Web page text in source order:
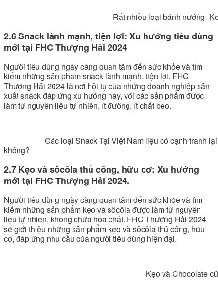
Rất nhiều loại bánh nướng- Kem và các
2.6 Snack lành mạnh, tiện lợi: Xu hướng tiêu dùng
mới tại FHC Thượng Hải 2024
Người tiêu dùng ngày càng quan tâm đến sức khỏe và tìm
kiếm những sản phẩm snack lành mạnh, tiện lợi. FHC
Thượng Hải 2024 là nơi hội tụ của những doanh nghiệp sản
xuất snack đáp ứng xu hướng này, với các sản phẩm được
làm từ nguyên liệu tự nhiên, ít đường, ít chất béo.
Các loại Snack Tại Việt Nam liệu có cạnh tranh lại
không?
2.7 Kẹo và sôcôla thủ công, hữu cơ: Xu hướng
mới tại FHC Thượng Hải 2024.
Người tiêu dùng ngày càng quan tâm đến sức khỏe và tìm
kiếm những sản phẩm kẹo và sôcôla được làm từ nguyên
liệu tự nhiên, không chứa hóa chất. FHC Thượng Hải 2024
sẽ giới thiệu những sản phẩm kẹo và sôcôla thủ công, hữu
cơ, đáp ứng nhu cầu của người tiêu dùng hiện đại.
Kẹo và Chocolate của Việt Nam có thể